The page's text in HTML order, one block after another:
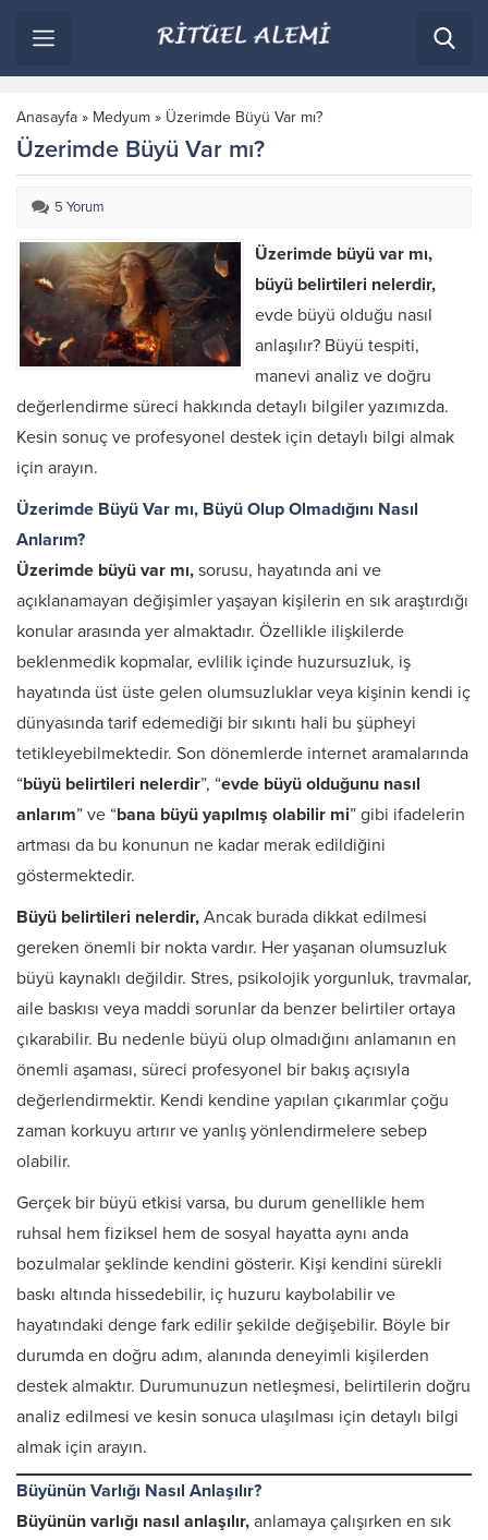
Anasayfa » Medyum » Üzerimde Büyü Var mı?
Üzerimde Büyü Var mı?
5 Yorum
Üzerimde büyü var mı,
büyü belirtileri nelerdir,
evde büyü olduğu nasıl
anlaşılır? Büyü tespiti,
manevi analiz ve doğru
değerlendirme süreci hakkında detaylı bilgiler yazımızda.
Kesin sonuç ve profesyonel destek için detaylı bilgi almak
için arayın.
Üzerimde Büyü Var mı, Büyü Olup Olmadığını Nasıl
Anlarım?
Üzerimde büyü var mı, sorusu, hayatında ani ve
açıklanamayan değişimler yaşayan kişilerin en sık araştırdığı
konular arasında yer almaktadır. Özellikle ilişkilerde
beklenmedik kopmalar, evlilik içinde huzursuzluk, iş
hayatında üst üste gelen olumsuzluklar veya kişinin kendi iç
dünyasında tarif edemediği bir sıkıntı hali bu şüpheyi
tetikleyebilmektedir. Son dönemlerde internet aramalarında
“büyü belirtileri nelerdir”, “evde büyü olduğunu nasıl
anlarım” ve “bana büyü yapılmış olabilir mi” gibi ifadelerin
artması da bu konunun ne kadar merak edildiğini
göstermektedir.
Büyü belirtileri nelerdir, Ancak burada dikkat edilmesi
gereken önemli bir nokta vardır. Her yaşanan olumsuzluk
büyü kaynaklı değildir. Stres, psikolojik yorgunluk, travmalar,
aile baskısı veya maddi sorunlar da benzer belirtiler ortaya
çıkarabilir. Bu nedenle büyü olup olmadığını anlamanın en
önemli aşaması, süreci profesyonel bir bakış açısıyla
değerlendirmektir. Kendi kendine yapılan çıkarımlar çoğu
zaman korkuyu artırır ve yanlış yönlendirmelere sebep
olabilir.
Gerçek bir büyü etkisi varsa, bu durum genellikle hem
ruhsal hem fiziksel hem de sosyal hayatta aynı anda
bozulmalar şeklinde kendini gösterir. Kişi kendini sürekli
baskı altında hissedebilir, iç huzuru kaybolabilir ve
hayatındaki denge fark edilir şekilde değişebilir. Böyle bir
durumda en doğru adım, alanında deneyimli kişilerden
destek almaktır. Durumunuzun netleşmesi, belirtilerin doğru
analiz edilmesi ve kesin sonuca ulaşılması için detaylı bilgi
almak için arayın.
Büyünün Varlığı Nasıl Anlaşılır?
Büyünün varlığı nasıl anlaşılır, anlamaya çalışırken en sık